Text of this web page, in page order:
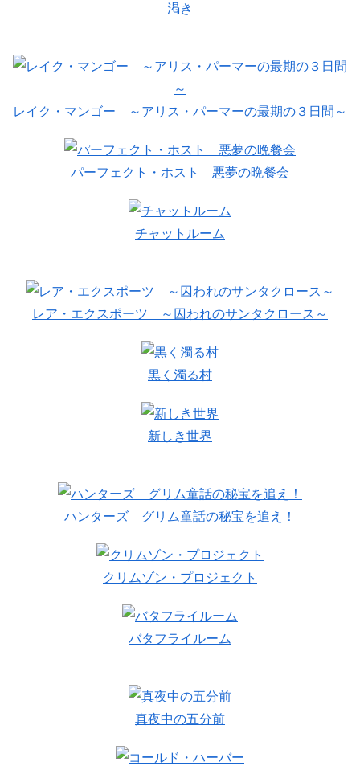
渇き
レイク・マンゴー ～アリス・パーマーの最期の３日間～
パーフェクト・ホスト 悪夢の晩餐会
チャットルーム
レア・エクスポーツ ～囚われのサンタクロース～
黒く濁る村
新しき世界
ハンターズ グリム童話の秘宝を追え！
クリムゾン・プロジェクト
バタフライルーム
真夜中の五分前